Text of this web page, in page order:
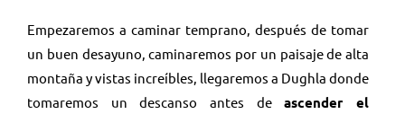
Empezaremos a caminar temprano, después de tomar
un buen desayuno, caminaremos por un paisaje de alta
montaña y vistas increíbles, llegaremos a Dughla donde
tomaremos un descanso antes deascender el